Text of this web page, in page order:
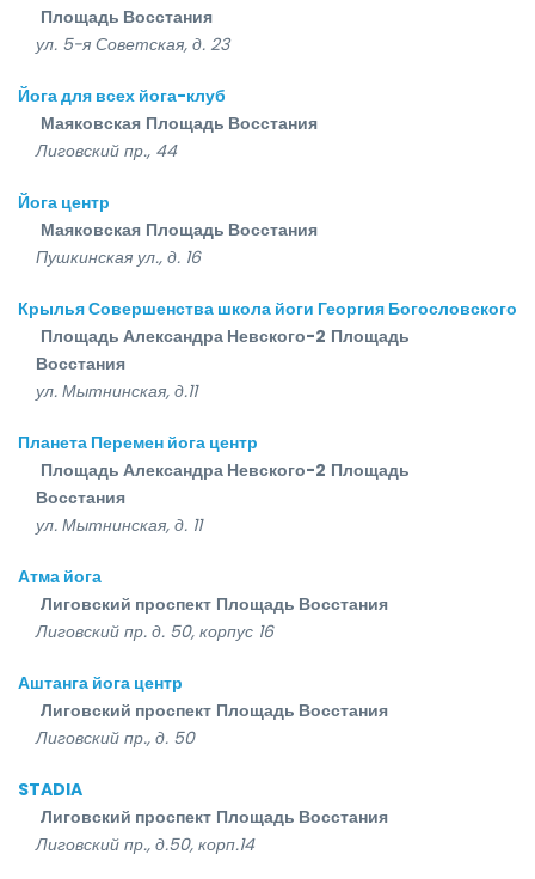
Площадь Восстания
ул. 5-я Советская, д. 23
Йога для всех йога-клуб
Маяковская Площадь Восстания
Лиговский пр., 44
Йога центр
Маяковская Площадь Восстания
Пушкинская ул., д. 16
Крылья Совершенства школа йоги Георгия Богословского
Площадь Александра Невского-2 Площадь
Восстания
ул. Мытнинская, д.11
Планета Перемен йога центр
Площадь Александра Невского-2 Площадь
Восстания
ул. Мытнинская, д. 11
Атма йога
Лиговский проспект Площадь Восстания
Лиговский пр. д. 50, корпус 16
Аштанга йога центр
Лиговский проспект Площадь Восстания
Лиговский пр., д. 50
STADIA
Лиговский проспект Площадь Восстания
Лиговский пр., д.50, корп.14